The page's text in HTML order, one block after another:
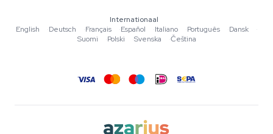
Tools & Calculators
Internationaal
English
·Deutsch ·Français ·Español ·Italiano ·Português ·Dansk
·
Suomi
·Polski ·Svenska ·Čeština